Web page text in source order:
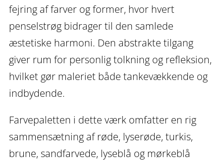
fejring af farver og former, hvor hvert
penselstrøg bidrager til den samlede
æstetiske harmoni. Den abstrakte tilgang
giver rum for personlig tolkning og refleksion,
hvilket gør maleriet både tankevækkende og
indbydende.
Farvepaletten i dette værk omfatter en rig
sammensætning af røde, lyserøde, turkis,
brune, sandfarvede, lyseblå og mørkeblå